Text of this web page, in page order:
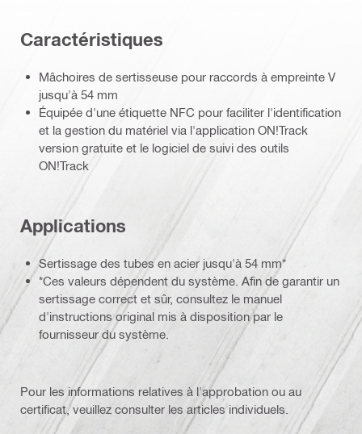
Caractéristiques
Mâchoires de sertisseuse pour raccords à empreinte V
jusqu'à 54 mm
Équipée d'une étiquette NFC pour faciliter l'identification
et la gestion du matériel via l'application ON!Track
version gratuite et le logiciel de suivi des outils
ON!Track
Applications
Sertissage des tubes en acier jusqu'à 54 mm*
*Ces valeurs dépendent du système. Afin de garantir un
sertissage correct et sûr, consultez le manuel
d'instructions original mis à disposition par le
fournisseur du système.
Pour les informations relatives à l'approbation ou au
certificat, veuillez consulter les articles individuels.